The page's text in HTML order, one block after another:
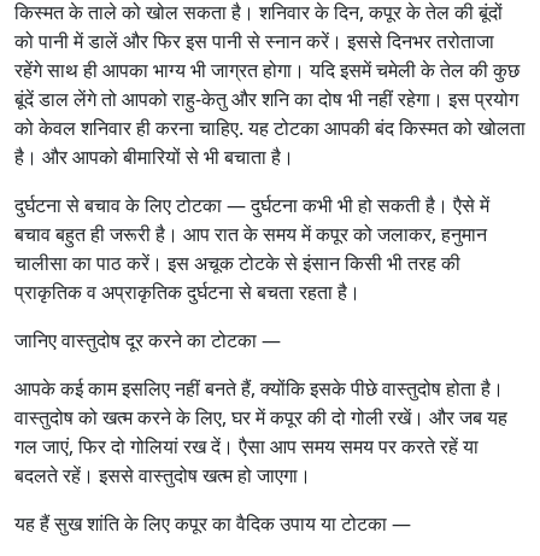
किस्मत के ताले को खोल सकता है। शनिवार के दिन, कपूर के तेल की बूंदों
को पानी में डालें और फिर इस पानी से स्नान करें। इससे दिनभर तरोताजा
रहेंगे साथ ही आपका भाग्य भी जाग्रत होगा। यदि इसमें चमेली के तेल की कुछ
बूंदें डाल लेंगे तो आपको राहु-केतु और शनि का दोष भी नहीं रहेगा। इस प्रयोग
को केवल शनिवार ही करना चाहिए. यह टोटका आपकी बंद किस्मत को खोलता
है। और आपको बीमारियों से भी बचाता है।
दुर्घटना से बचाव के लिए टोटका — दुर्घटना कभी भी हो सकती है। एैसे में
बचाव बहुत ही जरूरी है। आप रात के समय में कपूर को जलाकर, हनुमान
चालीसा का पाठ करें। इस अचूक टोटके से इंसान किसी भी तरह की
प्राकृतिक व अप्राकृतिक दुर्घटना से बचता रहता है।
जानिए वास्तुदोष दूर करने का टोटका —
आपके कई काम इसलिए नहीं बनते हैं, क्योंकि इसके पीछे वास्तुदोष होता है।
वास्तुदोष को खत्म करने के लिए, घर में कपूर की दो गोली रखें। और जब यह
गल जाएं, फिर दो गोलियां रख दें। एैसा आप समय समय पर करते रहें या
बदलते रहें। इससे वास्तुदोष खत्म हो जाएगा।
यह हैं सुख शांति के लिए कपूर का वैदिक उपाय या टोटका —